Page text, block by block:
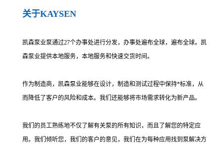
关于KAYSEN
凯森泵业泵通过27个办事处进行分发，办事处遍布全球，遍布全球。凯
森泵业提供本地服务，本地服务和快速交货时间。
作为制造商，凯森泵业能够在设计，制造和测试过程中保持*标准，从
而降低了客户的风险和成本。我们还能够将市场需求转化为新产品。
我们的员工熟练地不仅了解有关泵的所有知识，而且了解您的特定应
用。我们倾听您，我们的客户的意见，我们在为每种应用找到泵解决方